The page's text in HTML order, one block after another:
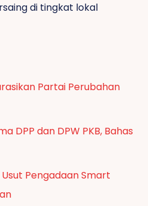
di tingkat lokal
Partai Perubahan
DPP dan DPW PKB, Bahas
Pengadaan Smart